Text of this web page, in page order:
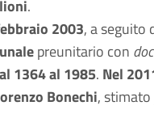
.
2003, a seguito
preunitario con
1364 al 1985. Nel
Bonechi, stimato